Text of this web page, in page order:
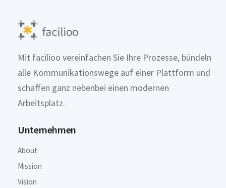
Mit facilioo vereinfachen Sie Ihre Prozesse, bündeln
alle Kommunikationswege auf einer Plattform und
schaffen ganz nebenbei einen modernen
Arbeitsplatz.
Unternehmen
About
Mission
Vision